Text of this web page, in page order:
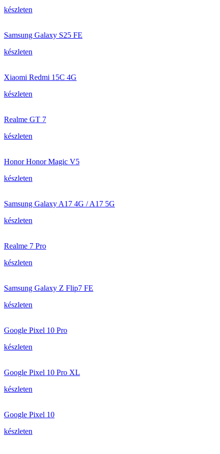
készleten
Samsung Galaxy S25 FE
készleten
Xiaomi Redmi 15C 4G
készleten
Realme GT 7
készleten
Honor Honor Magic V5
készleten
Samsung Galaxy A17 4G / A17 5G
készleten
Realme 7 Pro
készleten
Samsung Galaxy Z Flip7 FE
készleten
Google Pixel 10 Pro
készleten
Google Pixel 10 Pro XL
készleten
Google Pixel 10
készleten